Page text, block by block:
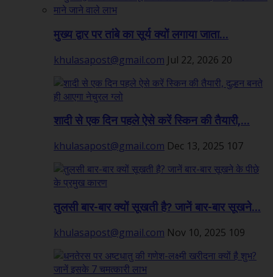
मुख्य द्वार पर तांबे का सूर्य क्यों लगाया जाता...
khulasapost@gmail.com Jul 22, 2026 20
शादी से एक दिन पहले ऐसे करें स्किन की तैयारी,...
khulasapost@gmail.com Dec 13, 2025 107
तुलसी बार-बार क्यों सूखती है? जानें बार-बार सूखने...
khulasapost@gmail.com Nov 10, 2025 109